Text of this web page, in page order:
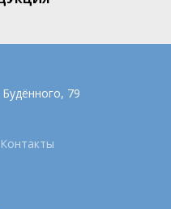
79
Контакты